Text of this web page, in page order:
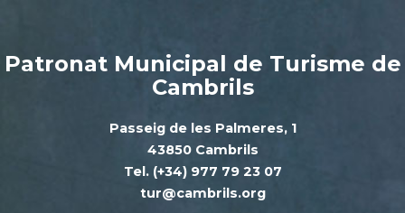
Patronat Municipal de Turisme de
Cambrils
Passeig de les Palmeres, 1
43850 Cambrils
Tel. (+34) 977 79 23 07
tur@cambrils.org